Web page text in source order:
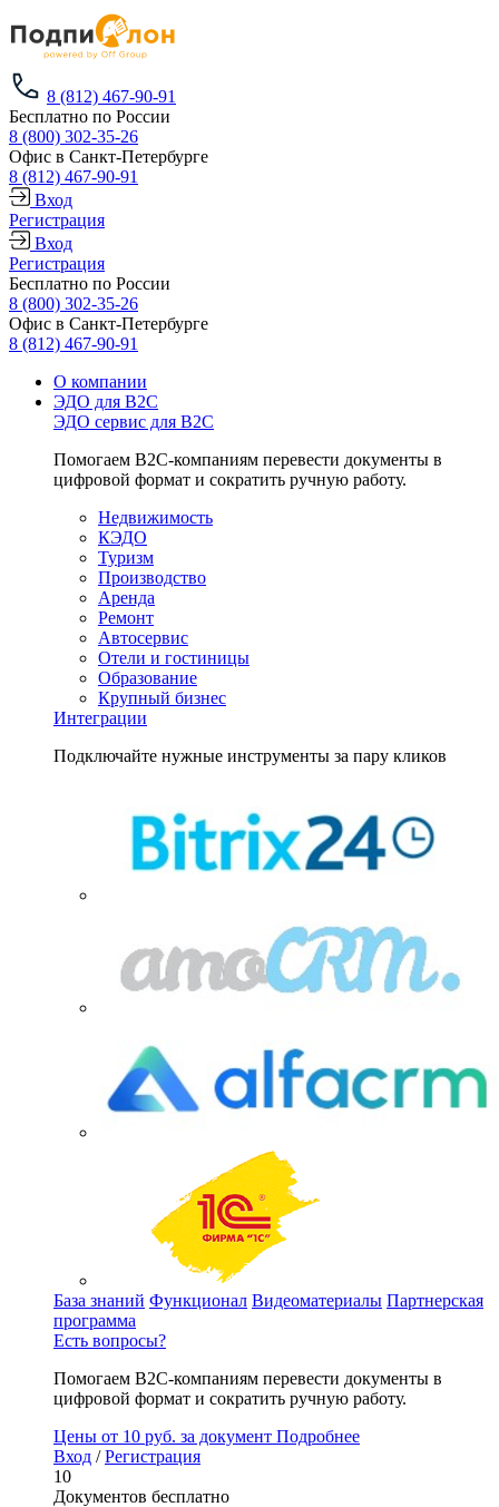
8 (812) 467-90-91
Бесплатно по России
8 (800) 302-35-26
Офис в Санкт-Петербурге
8 (812) 467-90-91
Вход
Регистрация
Вход
Регистрация
Бесплатно по России
8 (800) 302-35-26
Офис в Санкт-Петербурге
8 (812) 467-90-91
О компании
ЭДО для B2C
ЭДО сервис для B2C
Помогаем B2C-компаниям перевести документы в
цифровой формат и сократить ручную работу.
Недвижимость
КЭДО
Туризм
Производство
Аренда
Ремонт
Автосервис
Отели и гостиницы
Образование
Крупный бизнес
Интеграции
Подключайте нужные инструменты за пару кликов
База знаний Функционал Видеоматериалы Партнерская
программа
Есть вопросы?
Помогаем B2C-компаниям перевести документы в
цифровой формат и сократить ручную работу.
Цены от 10 руб. за документ Подробнее
Вход / Регистрация
10
Документов бесплатно